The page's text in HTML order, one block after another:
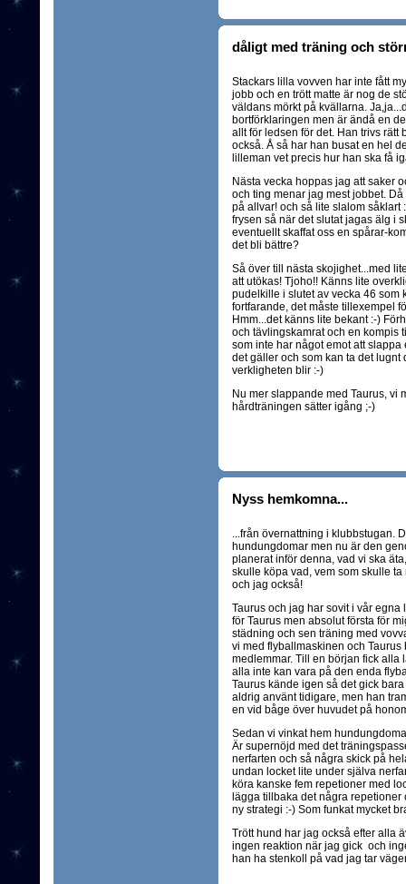
dåligt med träning och
Stackars lilla vovven har inte fått
jobb och en trött matte är nog de
väldans mörkt på kvällarna.
bortförklaringen men är ändå en
allt för ledsen för det. Han trivs rätt
också. Å så har han busat en hel
lilleman vet precis hur han ska få
Nästa vecka hoppas jag att saker
och ting menar jag mest jobbet.
på allvar! och så lite slalom såklart
frysen så när det slutat jagas älg i
eventuellt skaffat oss en spårar-
det bli bättre?
Så över till nästa skojighet...med
att utökas! Tjoho!! Känns lite
pudelkille i slutet av vecka 46 som
fortfarande, det måste tillexempel
Hmm...det känns lite bekant :-)
och tävlingskamrat och en kompis
som inte har något emot att
det gäller och som kan ta det
verkligheten blir :-)
Nu mer slappande med Taurus, vi
hårdträningen sätter igång ;-)
Nyss hemkomna...
...från övernattning i klubbstugan.
hundungdomar men nu är den
planerat inför denna, vad vi ska
skulle köpa vad, vem som skulle
och jag också!
Taurus och jag har sovit i vår
för Taurus men absolut första för
städning och sen träning med
vi med flyballmaskinen och
medlemmar. Till en början fick alla
alla inte kan vara på den enda
Taurus kände igen så det gick
aldrig använt tidigare, men han
en vid båge över huvudet på
Sedan vi vinkat hem
Är supernöjd med det
nerfarten och så några skick på
undan locket lite under själva
köra kanske fem repetioner med
lägga tillbaka det några
ny strategi :-) Som funkat mycket
Trött hund har jag också efter alla
ingen reaktion när jag gick och
han ha stenkoll på vad jag tar